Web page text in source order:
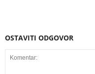
OSTAVITI ODGOVOR